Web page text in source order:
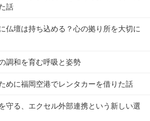
話
仏壇は持ち込める？心の拠り所を大切に
調和を育む呼吸と姿勢
めに福岡空港でレンタカーを借りた話
守る、エクセル外部連携という新しい選